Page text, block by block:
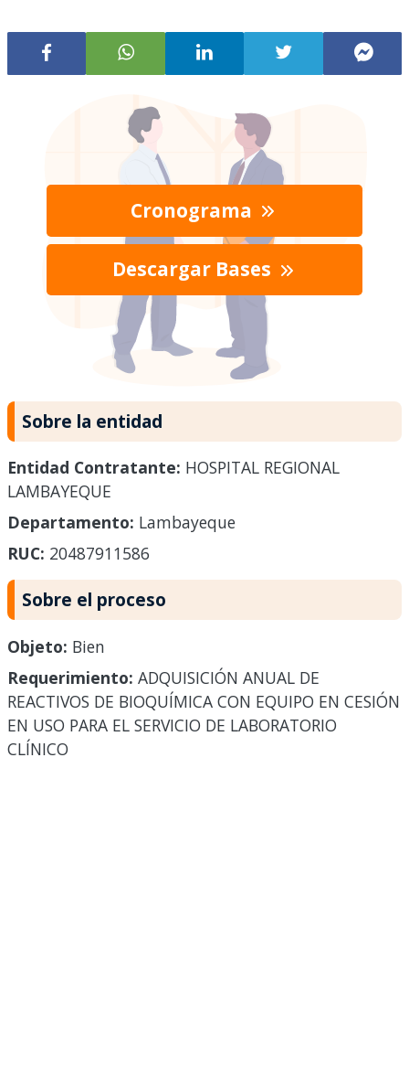
Cronograma
Descargar Bases
Sobre la entidad
Entidad Contratante: HOSPITAL REGIONAL
LAMBAYEQUE
Departamento: Lambayeque
RUC: 20487911586
Sobre el proceso
Objeto: Bien
Requerimiento: ADQUISICIÓN ANUAL DE
REACTIVOS DE BIOQUÍMICA CON EQUIPO EN CESIÓN
EN USO PARA EL SERVICIO DE LABORATORIO
CLÍNICO